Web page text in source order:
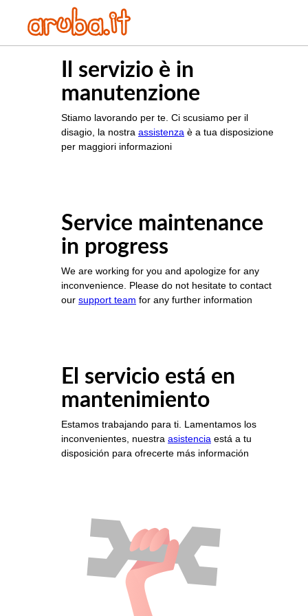
Il servizio è in
manutenzione
Stiamo lavorando per te. Ci scusiamo per il
disagio, la nostra assistenza è a tua disposizione
per maggiori informazioni
Service maintenance
in progress
We are working for you and apologize for any
inconvenience. Please do not hesitate to contact
our support team for any further information
El servicio está en
mantenimiento
Estamos trabajando para ti. Lamentamos los
inconvenientes, nuestra asistencia está a tu
disposición para ofrecerte más información